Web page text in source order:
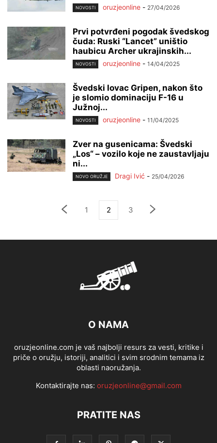
NOVOSTI oruzjeonline - 27/04/2026
Prvi potvrđeni pogodak švedskog
čuda: Ruski “Lancet” uništio
haubicu Archer ukrajinskih...
NOVOSTI oruzjeonline - 14/04/2025
Švedski lovac Gripen, nakon što
je slomio dominaciju F-16 u
Južnoj...
NOVOSTI oruzjeonline - 11/04/2025
Zver na gusenicama: Švedski
„Los“ – vozilo koje ne zaustavljaju
ni...
NOVO ORUŽJE Dragi Ivić - 25/04/2026
1 2 3
O NAMA
oruzjeonline.com je vaš najbolji resurs za vesti, kritike i
priče o oružju, istoriji, analitici i svim srodnim temama iz
oblasti naoružanja.
Kontaktirajte nas: oruzjeonline@gmail.com
PRATITE NAS